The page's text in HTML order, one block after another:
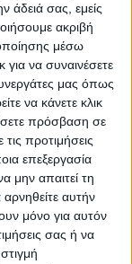
άδειά σας, εμείς
ακριβή
μέσω
να συναινέσετε
μας όπως
να κάνετε κλικ
πρόσβαση σε
προτιμήσεις
επεξεργασία
μην απαιτεί τη
αυτήν
μόνο για αυτόν
σας ή να